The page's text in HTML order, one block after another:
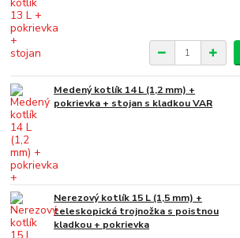
Medený kotlík 14 L (1,2 mm) +
pokrievka + stojan s kladkou VAR
Nerezový kotlík 15 L (1,5 mm) +
teleskopická trojnožka s poistnou
kladkou + pokrievka